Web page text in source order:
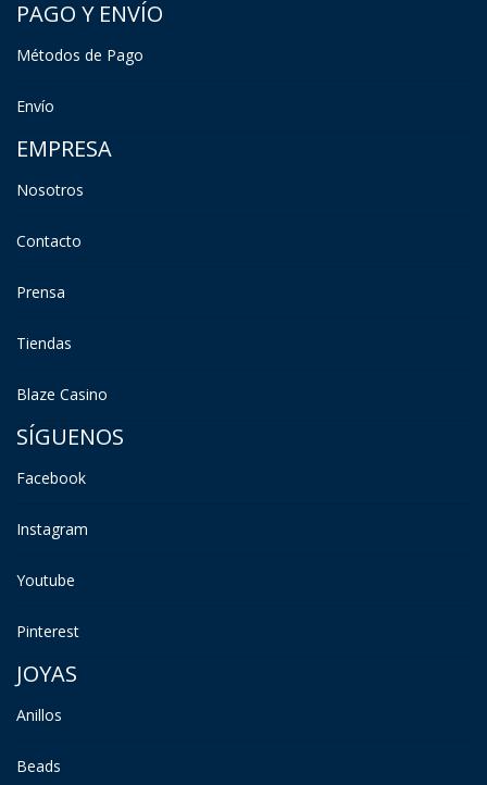
PAGO Y ENVÍO
Métodos de Pago
Envío
EMPRESA
Nosotros
Contacto
Prensa
Tiendas
Blaze Casino
SÍGUENOS
Facebook
Instagram
Youtube
Pinterest
JOYAS
Anillos
Beads